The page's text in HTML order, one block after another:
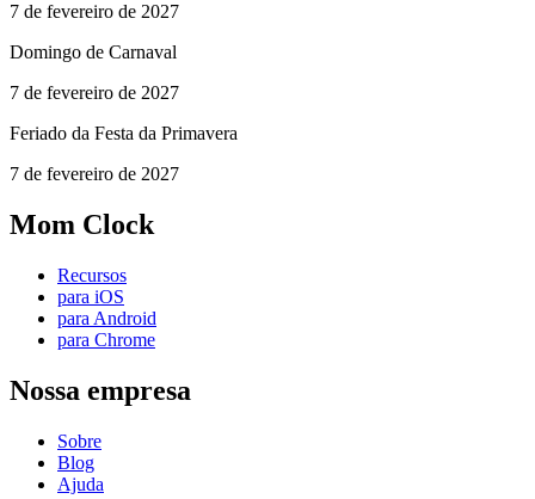
7 de fevereiro de 2027
Domingo de Carnaval
7 de fevereiro de 2027
Feriado da Festa da Primavera
7 de fevereiro de 2027
Mom Clock
Recursos
para iOS
para Android
para Chrome
Nossa empresa
Sobre
Blog
Ajuda